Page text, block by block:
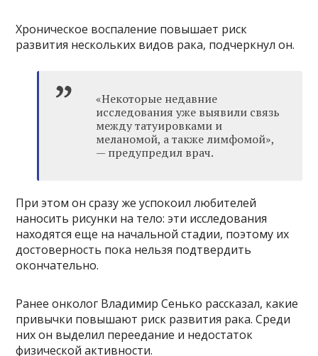
Хроническое воспаление повышает риск
развития нескольких видов рака, подчеркнул он.
«Некоторые недавние
исследования уже выявили связь
между татуировками и
меланомой, а также лимфомой»,
— предупредил врач.
При этом он сразу же успокоил любителей
наносить рисунки на тело: эти исследования
находятся еще на начальной стадии, поэтому их
достоверность пока нельзя подтвердить
окончательно.
Ранее онколог Владимир Сенько рассказал, какие
привычки повышают риск развития рака. Среди
них он выделил переедание и недостаток
физической активности.